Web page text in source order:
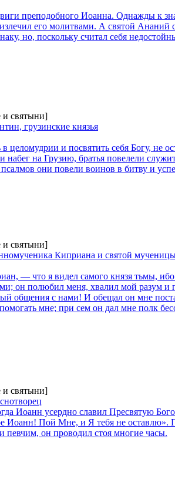
преподобного Иоанна. Однажды к
его молитвами. А святой Ананий
но, поскольку считал себя
и святыни]
грузинские князья
и посвятить себя Богу, не
набег на Грузию, братья повелели
они повели воинов в битву и
и святыни]
Киприана и святой
— что я видел самого князя тьмы, ибо
он полюбил меня, хвалил мой разум и
общения с нами! И обещал он мне
мне; при сем он дал мне полк
и святыни]
Иоанн усердно славил Пресвятую
Иоанн! Пой Мне, и Я тебя не оставлю».
певчим, он проводил стоя многие часы.